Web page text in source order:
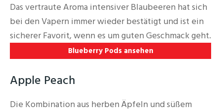
Das vertraute Aroma intensiver Blaubeeren hat sich
bei den Vapern immer wieder bestätigt und ist ein
sicherer Favorit, wenn es um guten Geschmack geht.
Blueberry Pods ansehen
Apple Peach
Die Kombination aus herben Äpfeln und süßem